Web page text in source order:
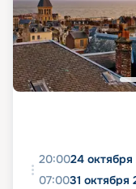
20:0024 октября
07:0031 октября